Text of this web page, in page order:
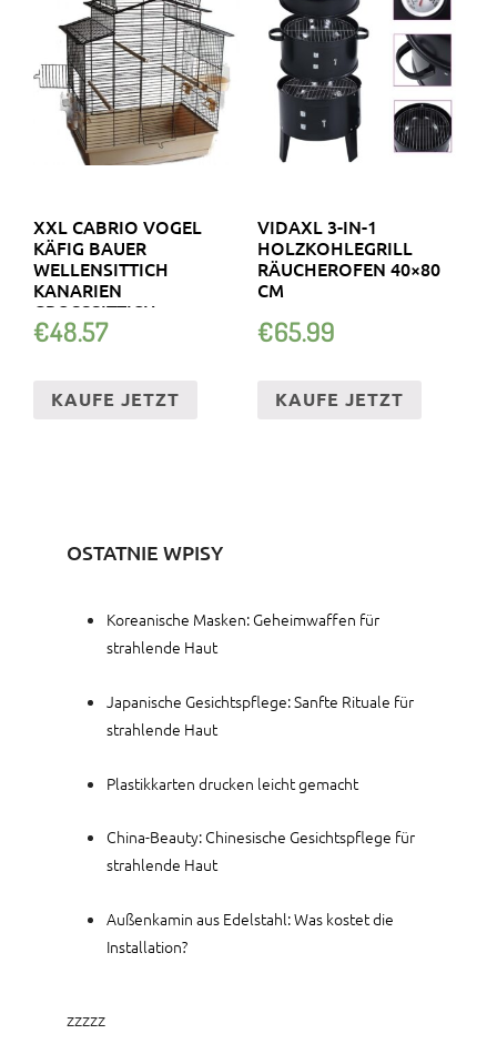
XXL CABRIO VOGEL
KÄFIG BAUER
WELLENSITTICH
KANARIEN
GROSSSITTICH V
OGELHAUS NEU
€48.57
KAUFE JETZT
VIDAXL 3-IN-1
HOLZKOHLEGRILL
RÄUCHEROFEN 40×80
CM
€65.99
KAUFE JETZT
OSTATNIE WPISY
Koreanische Masken: Geheimwaffen für
strahlende Haut
Japanische Gesichtspflege: Sanfte Rituale für
strahlende Haut
Plastikkarten drucken leicht gemacht
China-Beauty: Chinesische Gesichtspflege für
strahlende Haut
Außenkamin aus Edelstahl: Was kostet die
Installation?
zzzzz